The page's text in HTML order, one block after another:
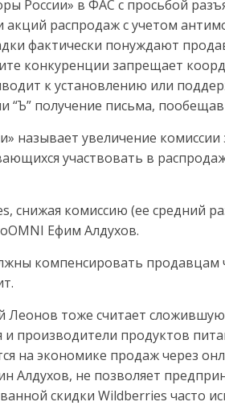
России» в ФАС с просьбой
распродаж с учетом
фактически понуждают
конкуренции запрещает
к установлению или
получение письма, пообещав
называет увеличение комиссии
участвовать в
снижая комиссию (ее средний
Ефим Алдухов.
компенсировать продавцам
тоже считает
и производители продуктов
на экономике продаж через
Алдухов, не позволяет
скидки Wildberries часто